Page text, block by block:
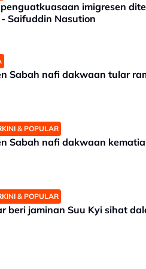
imigresen
Saifuddin Nasution
Sabah nafi dakwaan tular
& POPULAR
Sabah nafi dakwaan
& POPULAR
beri jaminan Suu Kyi sihat